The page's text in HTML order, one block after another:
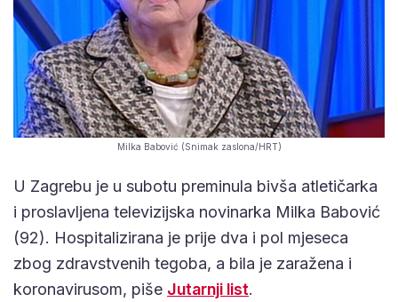
Milka Babović (Snimak zaslona/HRT)
U Zagrebu je u subotu preminula bivša atletičarka
i proslavljena televizijska novinarka Milka Babović
(92). Hospitalizirana je prije dva i pol mjeseca
zbog zdravstvenih tegoba, a bila je zaražena i
koronavirusom, piše Jutarnji list.